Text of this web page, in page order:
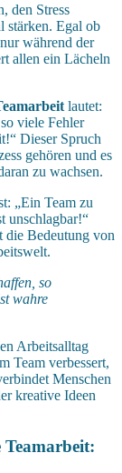
den Stress
stärken. Egal ob
während der
allen ein Lächeln
lautet:
viele Fehler
Dieser Spruch
gehören und es
zu wachsen.
„Ein Team zu
unschlagbar!“
die Bedeutung von
so
wahre
Arbeitsalltag
Team verbessert,
Menschen
kreative Ideen
Teamarbeit: